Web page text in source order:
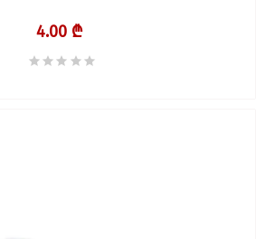
4.00 ₾